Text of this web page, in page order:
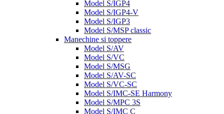
Model S/IGP4
Model S/IGP4-V
Model S/IGP3
Model S/MSP classic
Manechine si toppere
Model S/AV
Model S/VC
Model S/MSG
Model S/AV-SC
Model S/VC-SC
Model S/IMC-SE Harmony
Model S/MPC 3S
Model S/IMC C